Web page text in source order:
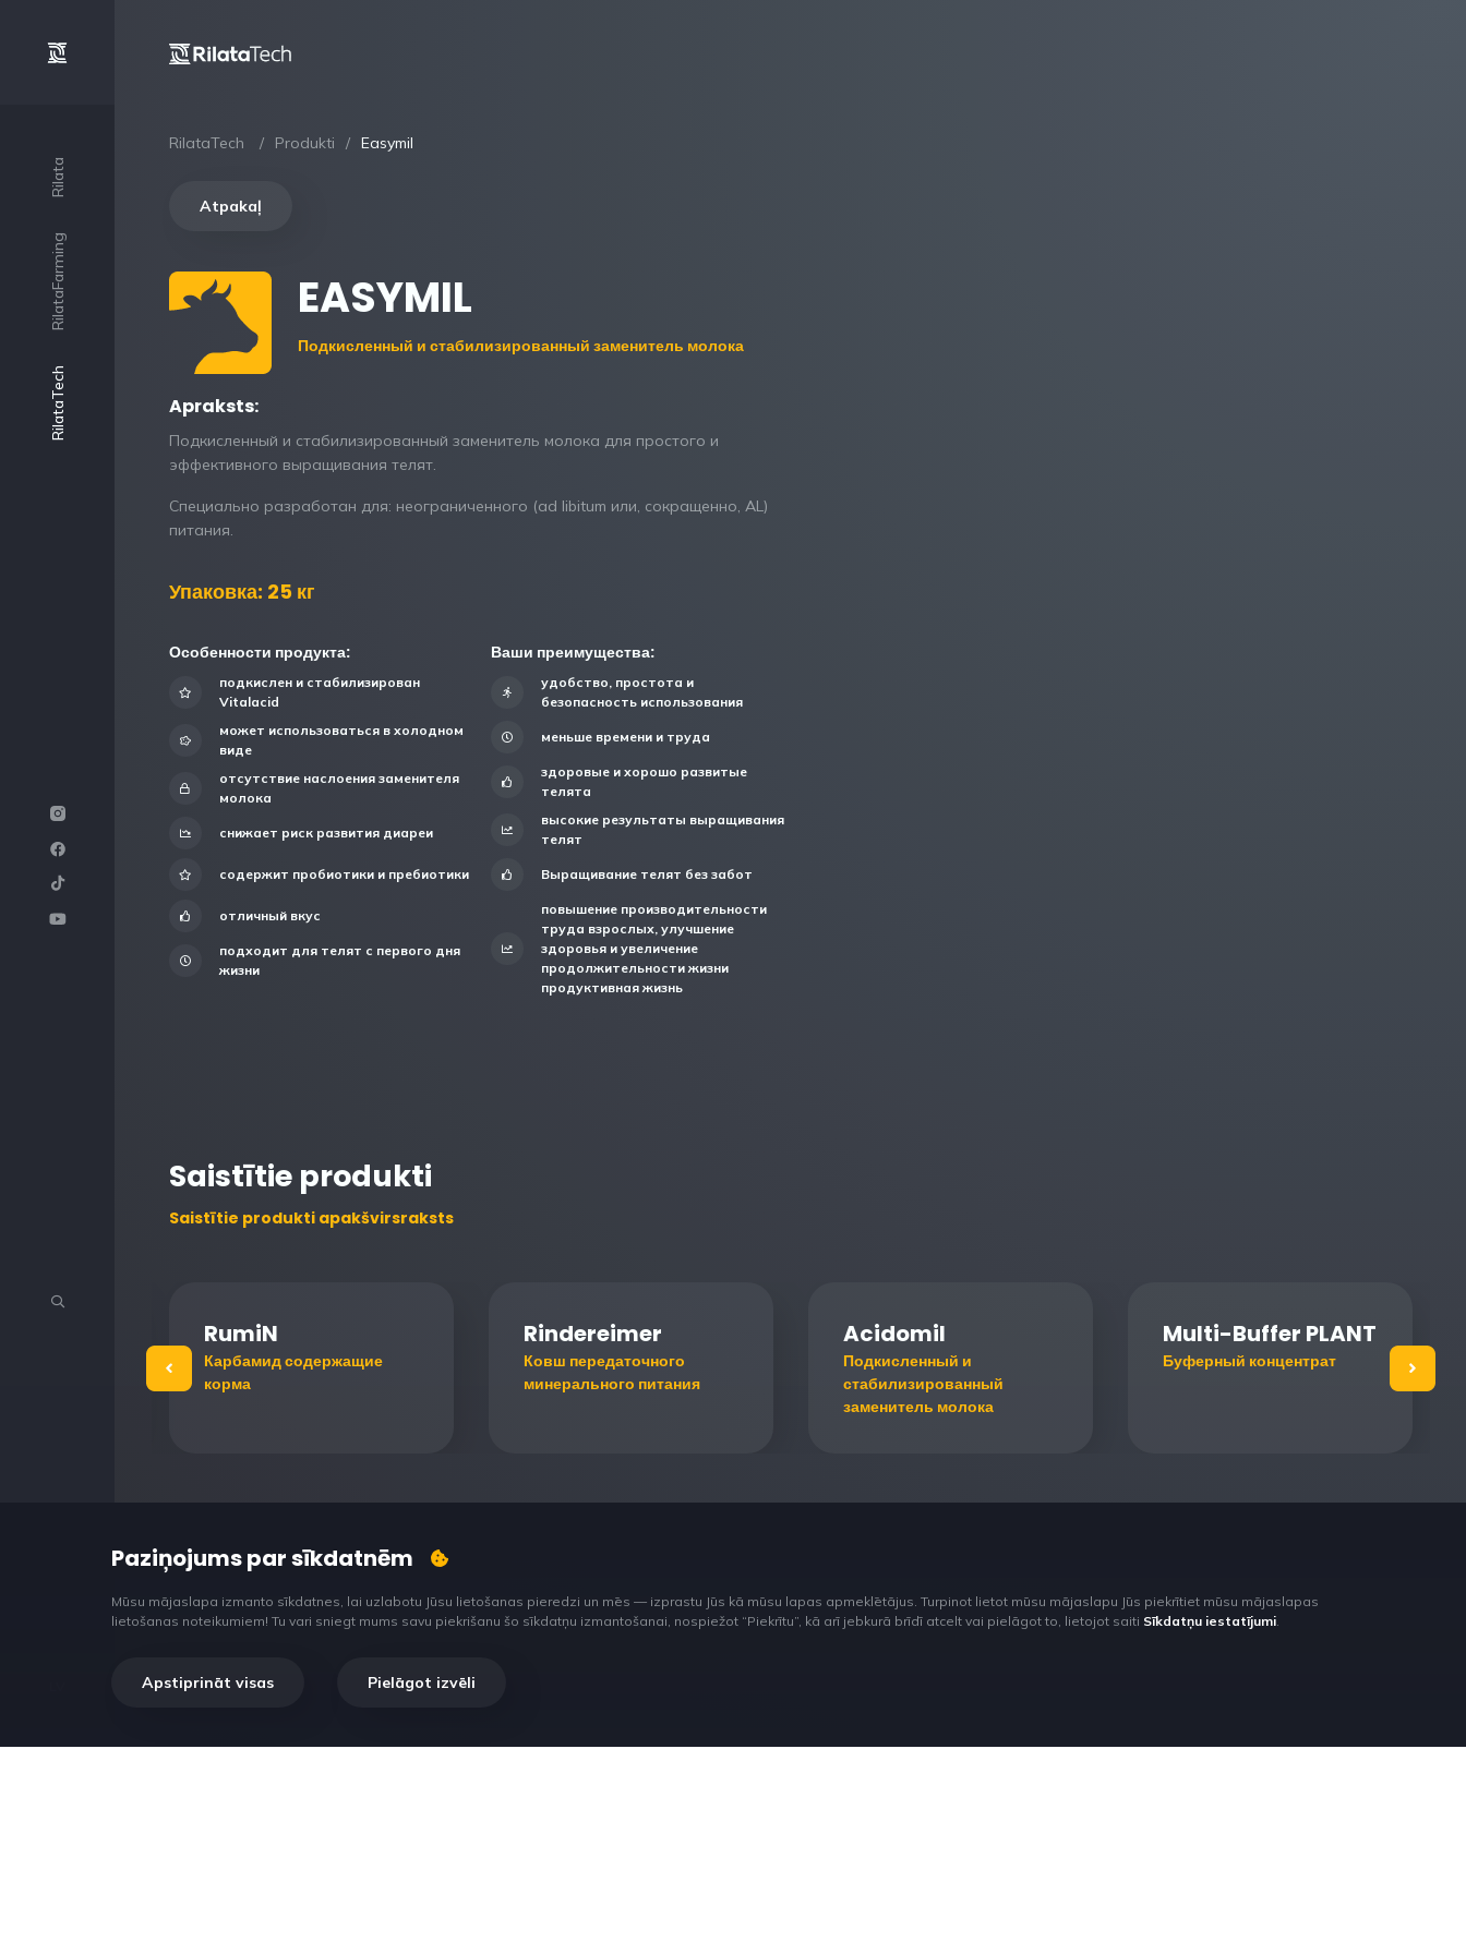
Rilata
RilataFarming
RilataTech
RilataTech Produkti Easymil
Atpakaļ
EASYMIL
Подкисленный и стабилизированный заменитель молока
Apraksts:
Подкисленный и стабилизированный заменитель молока для простого и
эффективного выращивания телят.
Специально разработан для: неограниченного (ad libitum или, сокращенно, AL)
питания.
Упаковка: 25 кг
Особенности продукта:
подкислен и стабилизирован
Vitalacid
может использоваться в холодном
виде
отсутствие наслоения заменителя
молока
снижает риск развития диареи
содержит пробиотики и пребиотики
отличный вкус
подходит для телят с первого дня
жизни
Ваши преимущества:
удобство, простота и
безопасность использования
меньше времени и труда
здоровые и хорошо развитые
телята
высокие результаты выращивания
телят
Выращивание телят без забот
повышение производительности
труда взрослых, улучшение
здоровья и увеличение
продолжительности жизни
продуктивная жизнь
Saistītie produkti
Saistītie produkti apakšvirsraksts
RumiN
Карбамид содержащие
корма
Rindereimer
Ковш передаточного
минерального питания
Acidomil
Подкисленный и
стабилизированный
заменитель молока
Multi-Buffer PLANT
Буферный концентрат
Paziņojums par sīkdatnēm
Mūsu mājaslapa izmanto sīkdatnes, lai uzlabotu Jūsu lietošanas pieredzi un mēs — izprastu Jūs kā mūsu lapas apmeklētājus. Turpinot lietot mūsu mājaslapu Jūs piekrītiet mūsu mājaslapas
lietošanas noteikumiem! Tu vari sniegt mums savu piekrišanu šo sīkdatņu izmantošanai, nospiežot “Piekrītu”, kā arī jebkurā brīdī atcelt vai pielāgot to, lietojot saiti Sīkdatņu iestatījumi.
Apstiprināt visas Pielāgot izvēli